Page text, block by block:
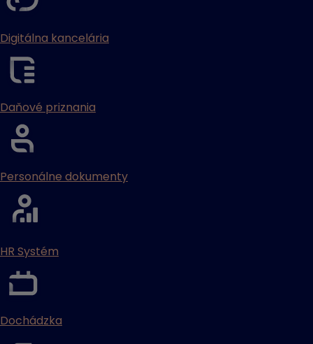
Digitálna kancelária
Daňové priznania
Personálne dokumenty
HR Systém
Dochádzka